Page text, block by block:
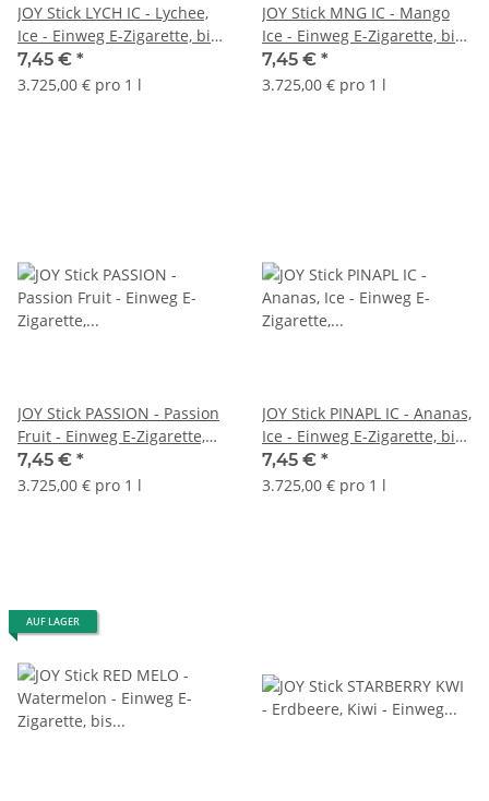
JOY Stick LYCH IC - Lychee,
Ice - Einweg E-Zigarette, bis
600 Züge
7,45 € *
3.725,00 € pro 1 l
JOY Stick MNG IC - Mango
Ice - Einweg E-Zigarette, bis
600 Züge
7,45 € *
3.725,00 € pro 1 l
JOY Stick PASSION - Passion
Fruit - Einweg E-Zigarette,
bis 600 Züge
7,45 € *
3.725,00 € pro 1 l
JOY Stick PINAPL IC - Ananas,
Ice - Einweg E-Zigarette, bis
600 Züge
7,45 € *
3.725,00 € pro 1 l
AUF LAGER